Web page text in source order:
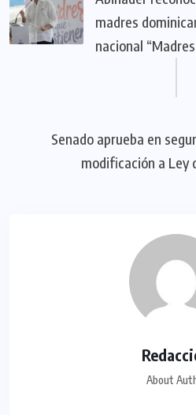
madres
nacional
Senado aprueba en
modificación a Ley
About